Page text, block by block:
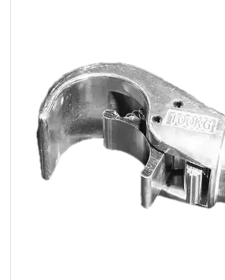
Archiwum
produktów
Zobacz